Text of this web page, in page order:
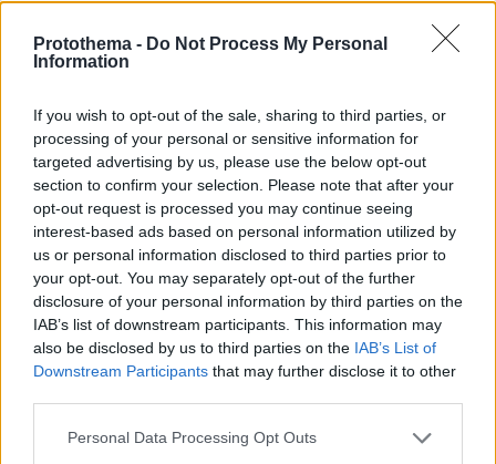
Protothema - Do Not Process My Personal
Information
If you wish to opt-out of the sale, sharing to third parties, or
processing of your personal or sensitive information for
targeted advertising by us, please use the below opt-out
section to confirm your selection. Please note that after your
opt-out request is processed you may continue seeing
interest-based ads based on personal information utilized by
us or personal information disclosed to third parties prior to
your opt-out. You may separately opt-out of the further
disclosure of your personal information by third parties on the
IAB’s list of downstream participants. This information may
also be disclosed by us to third parties on the IAB’s List of
Downstream Participants that may further disclose it to other
Please note that this website/app uses one or more Google
Personal Data Processing Opt Outs
Επέστρεψαν στην Ελλάδα με το ασημένιο μετάλλιο οι
πολίστριες - Δείτε βίντεο
«Χαρούμενες που η Ελλάδα είναι ψηλά στο
παγκόσμιο στερέωμα», είπε η MVP του Παγκοσμίου
πρωταθλήματος Νεανίδων, Φωτεινή Τριχά